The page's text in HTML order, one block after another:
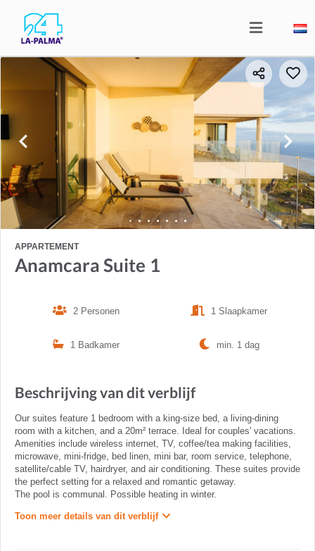
APPARTEMENT
Anamcara Suite 1
2 Personen 1 Slaapkamer
1 Badkamer min. 1 dag
Beschrijving van dit verblijf
Our suites feature 1 bedroom with a king-size bed, a living-dining
room with a kitchen, and a 20m² terrace. Ideal for couples' vacations.
Amenities include wireless internet, TV, coffee/tea making facilities,
microwave, mini-fridge, bed linen, mini bar, room service, telephone,
satellite/cable TV, hairdryer, and air conditioning. These suites provide
the perfect setting for a relaxed and romantic getaway.
The pool is communal. Possible heating in winter.
Toon meer details van dit verblijf